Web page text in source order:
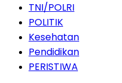
TNI/POLRI
POLITIK
Kesehatan
Pendidikan
PERISTIWA